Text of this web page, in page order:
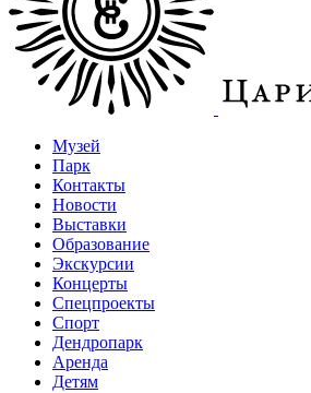
Музей
Парк
Контакты
Новости
Выставки
Образование
Экскурсии
Концерты
Спецпроекты
Спорт
Дендропарк
Аренда
Детям